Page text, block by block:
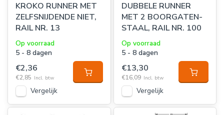
KROKO RUNNER MET
ZELFSNIJDENDE NIET,
RAIL NR. 13
Op voorraad
5 - 8 dagen
€2,36
€2,85 Incl. btw
Vergelijk
DUBBELE RUNNER
MET 2 BOORGATEN-
STAAL, RAIL NR. 100
Op voorraad
5 - 8 dagen
€13,30
€16,09 Incl. btw
Vergelijk